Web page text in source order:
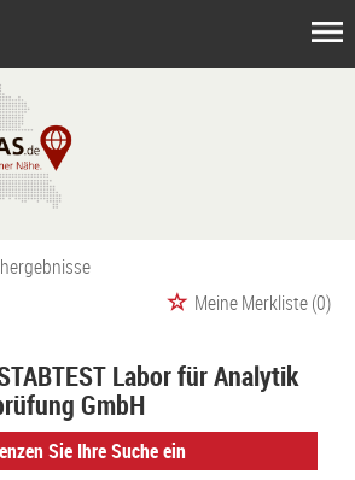
Meine Merkliste(0)
Labor für Analytik
GmbH
Sie Ihre Suche ein